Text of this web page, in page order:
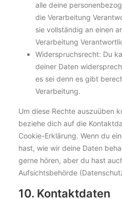
alle deine
die Verarbeitung
sie vollständig an einen
Verarbeitung
Widerspruchsrecht: Du
deiner Daten
es sei denn es gibt
Verarbeitung.
Um diese Rechte auszuüben
beziehe dich auf die
Cookie-Erklärung. Wenn du
hast, wie wir deine Daten
gerne hören, aber du hast
Aufsichtsbehörde
10. Kontaktdaten